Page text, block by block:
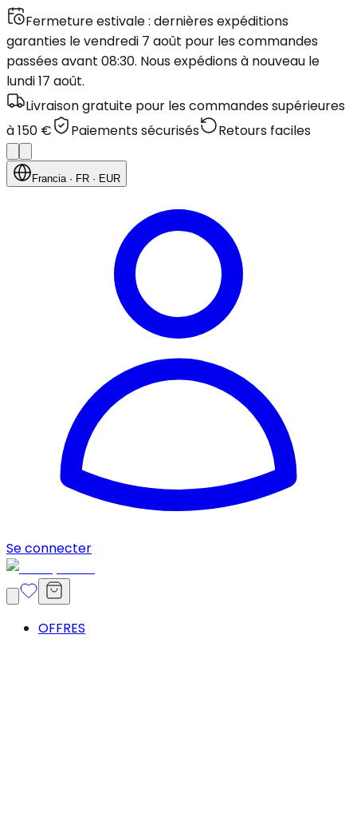
Fermeture estivale : dernières expéditions
garanties le vendredi 7 août pour les commandes
passées avant 08:30. Nous expédions à nouveau le
lundi 17 août.
Livraison gratuite pour les commandes supérieures
à 150 €
Paiements sécurisés Retours faciles
Francia· FR · EUR
Se connecter
OFFRES